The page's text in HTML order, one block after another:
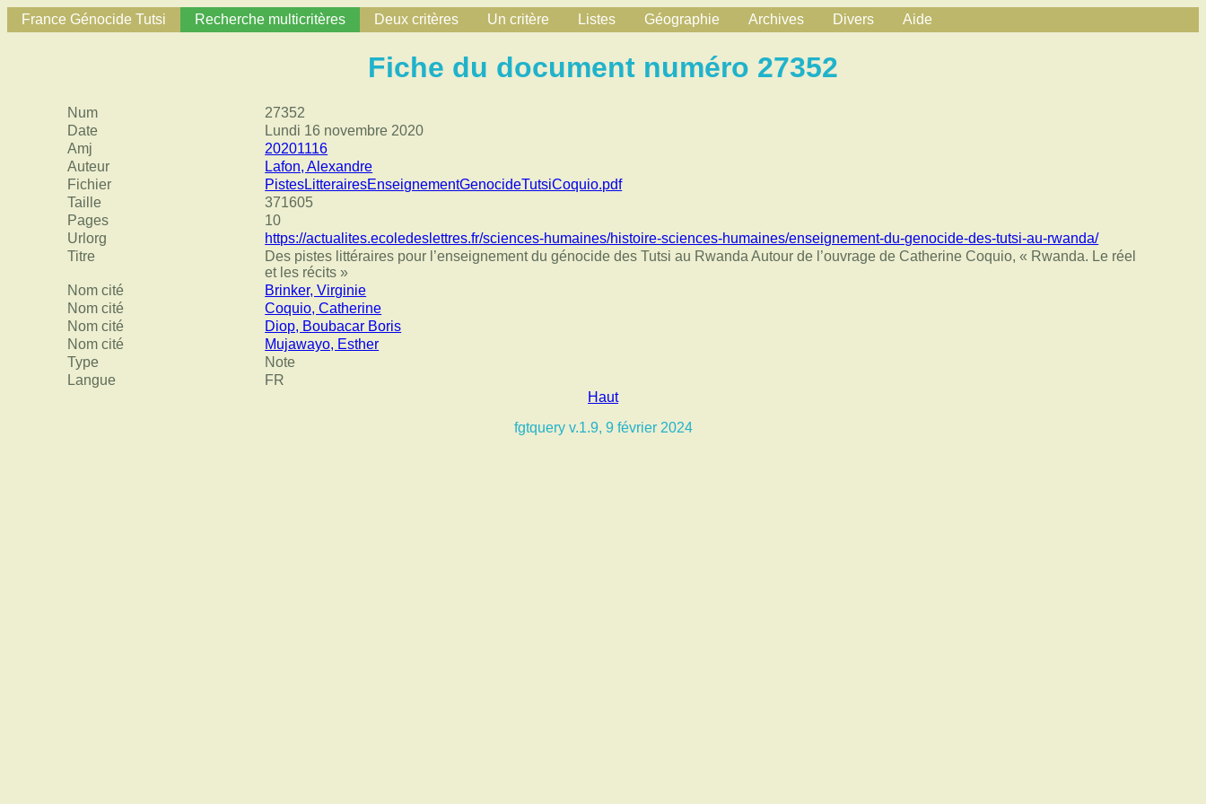
France Génocide Tutsi Recherche multicritères Deux critères Un critère Listes Géographie Archives Divers Aide
Fiche du document numéro 27352
Num
27352
Date
Lundi 16 novembre 2020
Amj
20201116
Auteur
Lafon, Alexandre
Fichier
PistesLitterairesEnseignementGenocideTutsiCoquio.pdf
Taille
371605
Pages
10
Urlorg
https://actualites.ecoledeslettres.fr/sciences-humaines/histoire-sciences-humaines/enseignement-du-genocide-des-tutsi-au-rwanda/
Titre
Des pistes littéraires pour l’enseignement du génocide des Tutsi au Rwanda Autour de l’ouvrage de Catherine Coquio, « Rwanda. Le réel
et les récits »
Nom cité
Brinker, Virginie
Nom cité
Coquio, Catherine
Nom cité
Diop, Boubacar Boris
Nom cité
Mujawayo, Esther
Type
Note
Langue
FR
Haut
fgtquery v.1.9, 9 février 2024